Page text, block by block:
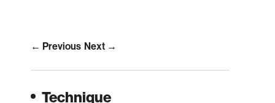
Technique
← Previous Next →